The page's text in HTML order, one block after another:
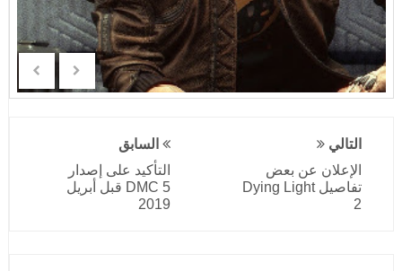
التالي
الإعلان عن بعض
تفاصيل Dying Light
2
السابق
التأكيد على إصدار
DMC 5 قبل أبريل
2019